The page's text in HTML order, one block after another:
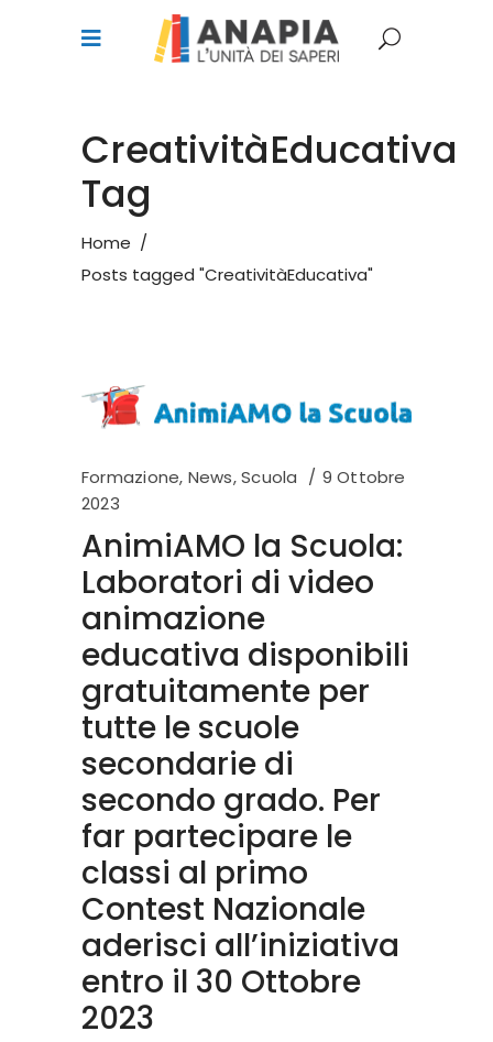
CreativitàEducativa
Tag
Home /
Posts tagged "CreativitàEducativa"
Formazione, News,Scuola
9 Ottobre
2023
AnimiAMO la Scuola:
Laboratori di video
animazione
educativa disponibili
gratuitamente per
tutte le scuole
secondarie di
secondo grado. Per
far partecipare le
classi al primo
Contest Nazionale
aderisci all’iniziativa
entro il 30 Ottobre
2023